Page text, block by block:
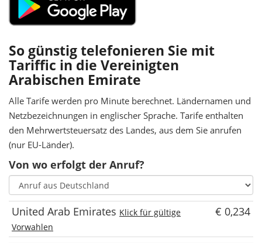
So günstig telefonieren Sie mit
Tariffic in die Vereinigten
Arabischen Emirate
Alle Tarife werden pro Minute berechnet. Ländernamen und
Netzbezeichnungen in englischer Sprache. Tarife enthalten
den Mehrwertsteuersatz des Landes, aus dem Sie anrufen
(nur EU-Länder).
Von wo erfolgt der Anruf?
United Arab Emirates Klick für gültige
Vorwahlen
€ 0,234